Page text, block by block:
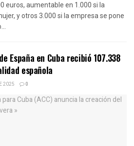
euros, aumentable en 1.000 si la
y otros 3.000 si la empresa se pone
España en Cuba recibió 107.338
española
2025 0